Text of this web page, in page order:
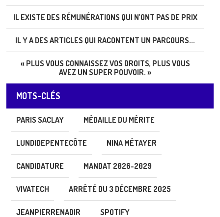
IL EXISTE DES RÉMUNÉRATIONS QUI N’ONT PAS DE PRIX
IL Y A DES ARTICLES QUI RACONTENT UN PARCOURS...
« PLUS VOUS CONNAISSEZ VOS DROITS, PLUS VOUS
AVEZ UN SUPER POUVOIR. »
MOTS-CLÉS
PARIS SACLAY MÉDAILLE DU MÉRITE
LUNDIDEPENTECÔTE NINA MÉTAYER
CANDIDATURE MANDAT 2026-2029
VIVATECH ARRÊTÉ DU 3 DÉCEMBRE 2025
JEANPIERRENADIR SPOTIFY